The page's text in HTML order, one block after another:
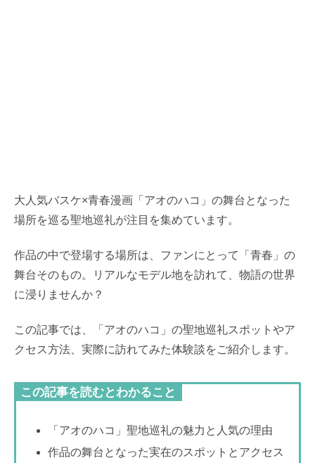
大人気バスケ×青春漫画「アオのハコ」の舞台となった
場所を巡る聖地巡礼が注目を集めています。
作品の中で登場する場所は、ファンにとって「青春」の
舞台そのもの。リアルなモデル地を訪れて、物語の世界
に浸りませんか？
この記事では、「アオのハコ」の聖地巡礼スポットやア
クセス方法、実際に訪れてみた体験談をご紹介します。
この記事を読むとわかること
「アオのハコ」聖地巡礼の魅力と人気の理由
作品の舞台となった実在のスポットとアクセス